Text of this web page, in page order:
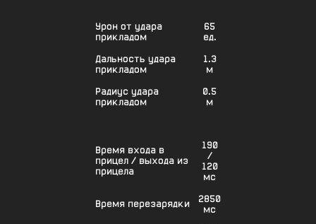
Урон от удара
прикладом
65
ед.
Дальность удара
прикладом
1.3
м
Радиус удара
прикладом
0.5
м
Время входа в
прицел / выхода из
прицела
190
/
120
мс
Время перезарядки
2850
мс